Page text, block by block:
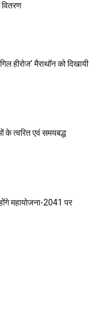
वितरण
हीरोज’ मैराथॉन को दिखायी
त्वरित एवं समयबद्ध
महायोजना-2041 पर